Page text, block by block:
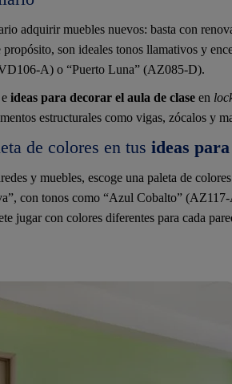
adquirir muebles nuevos: basta con
propósito, son ideales tonos llamativos y
A) o “Puerto Luna” (AZ085-D).
eideas para decorar el aula de clase en
estructurales como vigas, zócalos y
de colores en tusideas
y muebles, escoge una paleta de
con tonos como “Azul Cobalto”
jugar con colores diferentes para cada